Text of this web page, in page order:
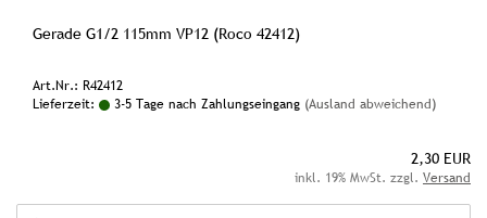
Gerade G1/2 115mm VP12 (Roco 42412)
Art.Nr.: R42412
Lieferzeit:
3-5 Tage nach Zahlungseingang (Ausland abweichend)
2,30 EUR
inkl. 19% MwSt. zzgl. Versand